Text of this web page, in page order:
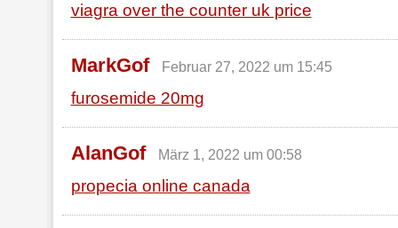
viagra over the counter uk price
MarkGof Februar 27, 2022 um 15:45
furosemide 20mg
AlanGof März 1, 2022 um 00:58
propecia online canada